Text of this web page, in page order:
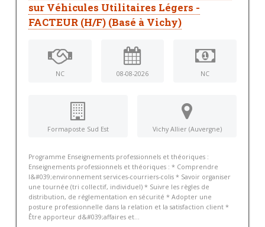
sur Véhicules Utilitaires Légers -
FACTEUR (H/F) (Basé à Vichy)
NC 08-08-2026 NC
Formaposte Sud Est Vichy Allier (Auvergne)
Programme Enseignements professionnels et théoriques :
Enseignements professionnels et théoriques : * Comprendre
l&#039;environnement services-courriers-colis * Savoir organiser
une tournée (tri collectif, individuel) * Suivre les règles de
distribution, de réglementation en sécurité * Adopter une
posture professionnelle dans la relation et la satisfaction client *
Être apporteur d&#039;affaires et...